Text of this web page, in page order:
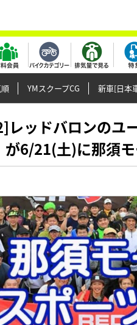
YMスクープCG 新車[日本
ッドバロンのユ
が6/21(土)に那須